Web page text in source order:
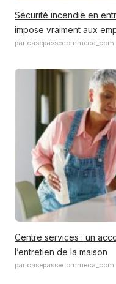
Sécurité incendie en
impose vraiment aux
par casepassecommeca_com
Centre services : un
l’entretien de la maison
par casepassecommeca_com